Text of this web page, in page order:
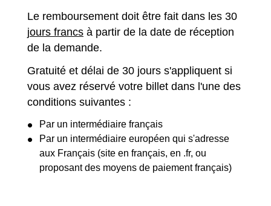
Le remboursement doit être fait dans les 30
jours francs à partir de la date de réception
de la demande.
Gratuité et délai de 30 jours s'appliquent si
vous avez réservé votre billet dans l'une des
conditions suivantes :
Par un intermédiaire français
Par un intermédiaire européen qui s'adresse
aux Français (site en français, en .fr, ou
proposant des moyens de paiement français)